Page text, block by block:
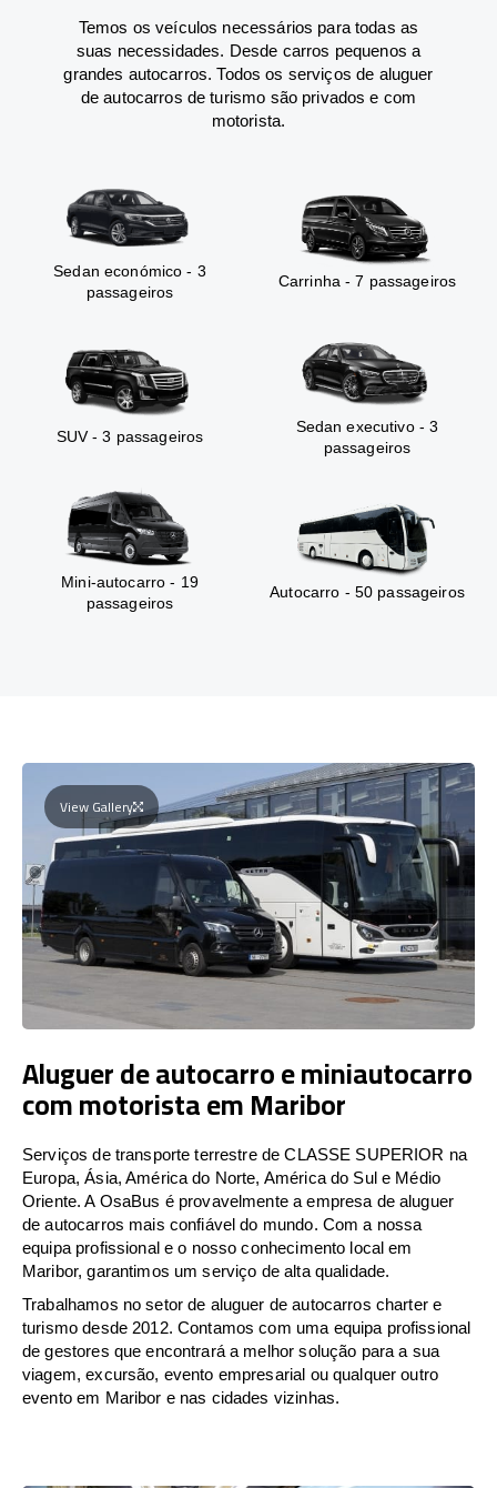
Temos os veículos necessários para todas as
suas necessidades. Desde carros pequenos a
grandes autocarros. Todos os serviços de aluguer
de autocarros de turismo são privados e com
motorista.
Sedan económico - 3
passageiros
Carrinha - 7 passageiros
SUV - 3 passageiros
Sedan executivo - 3
passageiros
Mini-autocarro - 19
passageiros
Autocarro - 50 passageiros
View Gallery
Aluguer de autocarro e miniautocarro
com motorista em Maribor
Serviços de transporte terrestre de CLASSE SUPERIOR na
Europa, Ásia, América do Norte, América do Sul e Médio
Oriente. A OsaBus é provavelmente a empresa de aluguer
de autocarros mais confiável do mundo. Com a nossa
equipa profissional e o nosso conhecimento local em
Maribor, garantimos um serviço de alta qualidade.
Trabalhamos no setor de aluguer de autocarros charter e
turismo desde 2012. Contamos com uma equipa profissional
de gestores que encontrará a melhor solução para a sua
viagem, excursão, evento empresarial ou qualquer outro
evento em Maribor e nas cidades vizinhas.